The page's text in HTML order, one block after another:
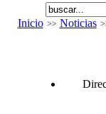
Inicio Noticias